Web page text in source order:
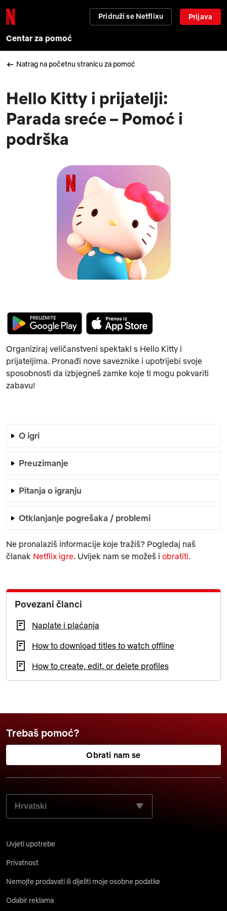
Pridruži se Netflixu Prijava
Centar za pomoć
Natrag na početnu stranicu za pomoć
Hello Kitty i prijatelji:
Parada sreće – Pomoć i
podrška
Organiziraj veličanstveni spektakl s Hello Kitty i
prijateljima. Pronađi nove saveznike i upotrijebi svoje
sposobnosti da izbjegneš zamke koje ti mogu pokvariti
zabavu!
O igri
Preuzimanje
Pitanja o igranju
Otklanjanje pogrešaka / problemi
Ne pronalaziš informacije koje tražiš? Pogledaj naš
članak Netflix igre. Uvijek nam se možeš i obratiti.
Povezani članci
Naplate i plaćanja
How to download titles to watch offline
How to create, edit, or delete profiles
Trebaš pomoć?
Obrati nam se
ODABERI ŽELJENI JEZIK:
Uvjeti upotrebe
Privatnost
Nemojte prodavati ili dijeliti moje osobne podatke
Odabir reklama